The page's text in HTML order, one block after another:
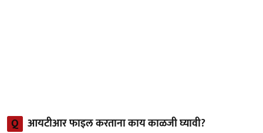
Q आयटीआर फाइल करताना काय काळजी घ्यावी?